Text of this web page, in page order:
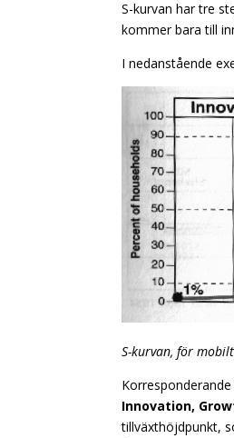
S-kurvan har tre
kommer bara till
I nedanstående
S-kurvan, för
Innovation,
tillväxthöjdpunkt,